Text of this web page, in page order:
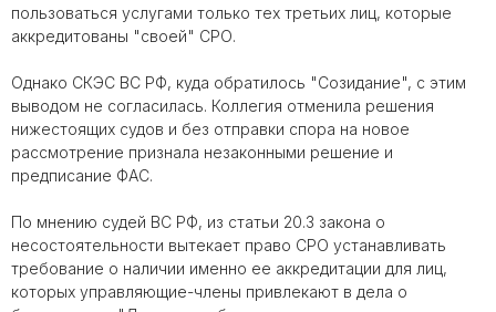
пользоваться услугами только тех третьих лиц, которые
аккредитованы "своей" СРО.
Однако СКЭС ВС РФ, куда обратилось "Созидание", с этим
выводом не согласилась. Коллегия отменила решения
нижестоящих судов и без отправки спора на новое
рассмотрение признала незаконными решение и
предписание ФАС.
По мнению судей ВС РФ, из статьи 20.3 закона о
несостоятельности вытекает право СРО устанавливать
требование о наличии именно ее аккредитации для лиц,
которых управляющие-члены привлекают в дела о